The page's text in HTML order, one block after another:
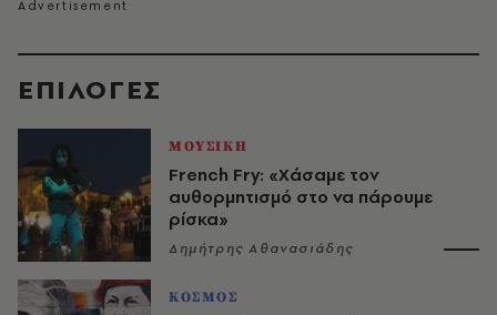
EΠΙΛΟΓΈΣ
ΜΟΥΣΙΚΗ
French Fry: «Χάσαμε τον
αυθορμητισμό στο να πάρουμε
ρίσκα»
Δημήτρης Αθανασιάδης
ΚΟΣΜΟΣ